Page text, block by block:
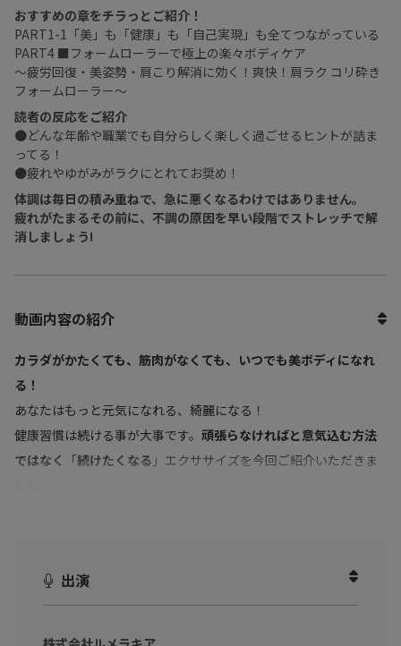
おすすめの章をチラっとご紹介！
PART1-1「美」も「健康」も「自己実現」も全てつながっている
PART4 ■フォームローラーで極上の楽々ボディケア
〜疲労回復・美姿勢・肩こり解消に効く！爽快！肩ラク コリ砕き
フォームローラー〜
読者の反応をご紹介
●どんな年齢や職業でも自分らしく楽しく過ごせるヒントが詰ま
ってる！
●疲れやゆがみがラクにとれてお奨め！
体調は毎日の積み重ねで、急に悪くなるわけではありません。
疲れがたまるその前に、不調の原因を早い段階でストレッチで解
消しましょう!
動画内容の紹介
カラダがかたくても、筋肉がなくても、いつでも美ボディになれ
る！
あなたはもっと元気になれる、綺麗になる！
健康習慣は続ける事が大事です。 頑張らなければと意気込む方法
ではなく
「続けたくなる 」エクササイズを今回ご紹介いただきま
体調管理、体型維持、ダイエットに興味がある女性の方は
出演